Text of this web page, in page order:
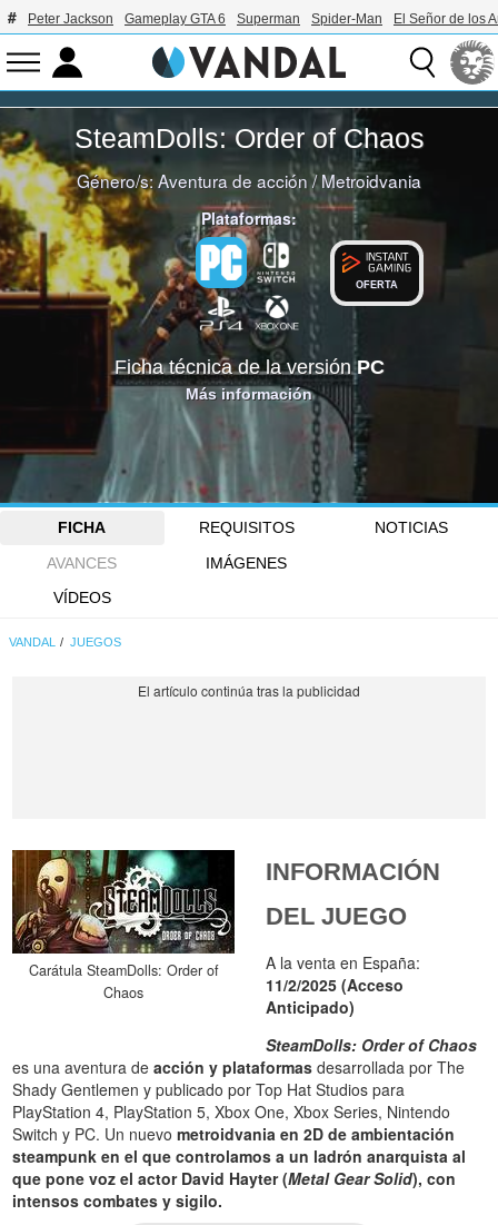
Peter Jackson Gameplay GTA 6 Superman Spider-Man El Señor de los
SteamDolls: Order of Chaos
Género/s:Aventura de acción/Metroidvania
Plataformas:
OFERTA
Ficha técnica de la versiónPC
Más información
FICHA REQUISITOS
NOTICIAS
AVANCES
IMÁGENES
VÍDEOS
VANDAL JUEGOS
Carátula SteamDolls: Order of
Chaos
INFORMACIÓN
DEL JUEGO
A la venta en España:
11/2/2025 (Acceso
Anticipado)
SteamDolls: Order of Chaos
es una aventura deacción y plataformas desarrollada por The
Shady Gentlemen y publicado por Top Hat Studios para
PlayStation 4, PlayStation 5, Xbox One, Xbox Series, Nintendo
Switch y PC. Un nuevometroidvania en 2D de ambientación
steampunk en el que controlamos a un ladrón anarquista al
que pone voz el actor David Hayter (Metal Gear Solid), con
intensos combates y sigilo.